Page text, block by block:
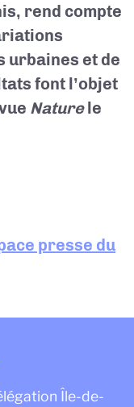
rend compte
urbaines et de
font l’objet
Naturele
presse du
Île-de-